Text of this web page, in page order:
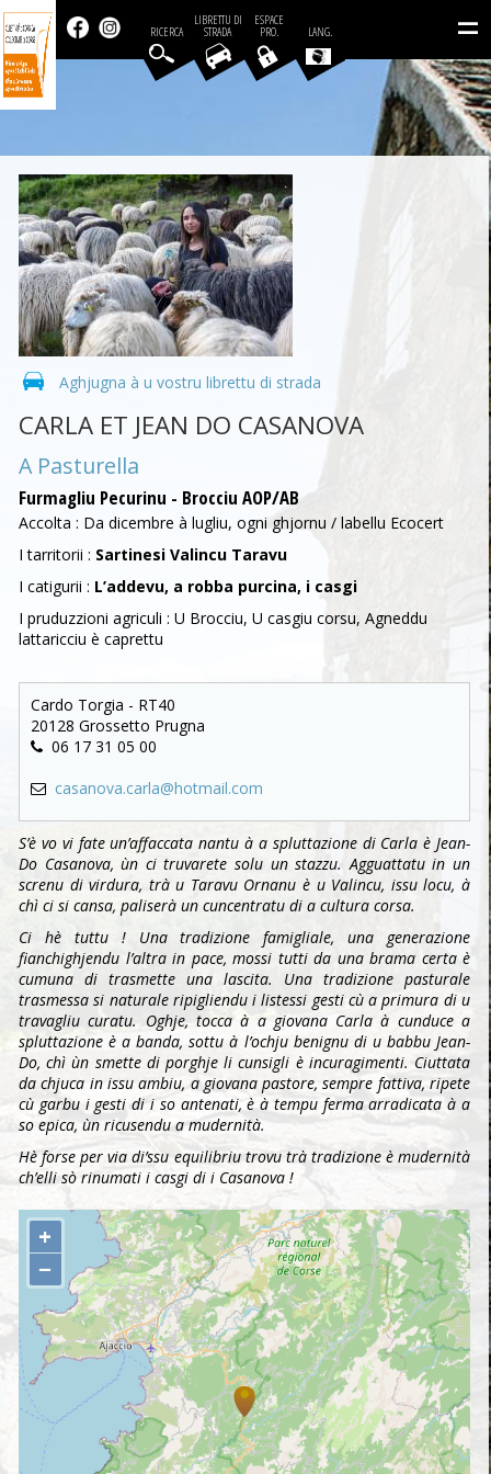
=
LANG.
ESPACE
PRO.
LIBRETTU DI
STRADA
RICERCA
Aghjugna à u vostru librettu di strada
CARLA ET JEAN DO CASANOVA
A Pasturella
Furmagliu Pecurinu - Brocciu AOP/AB
Accolta : Da dicembre à lugliu, ogni ghjornu / labellu Ecocert
I tarritorii : Sartinesi Valincu Taravu
I catigurii : L’addevu, a robba purcina, i casgi
I pruduzzioni agriculi : U Brocciu, U casgiu corsu, Agneddu
lattaricciu è caprettu
Cardo Torgia - RT40
20128 Grossetto Prugna
06 17 31 05 00
casanova.carla@hotmail.com
S’è vo vi fate un’affaccata nantu à a spluttazione di Carla è Jean-
Do Casanova, ùn ci truvarete solu un stazzu. Agguattatu in un
screnu di virdura, trà u Taravu Ornanu è u Valincu, issu locu, à
chì ci si cansa, paliserà un cuncentratu di a cultura corsa.
Ci hè tuttu ! Una tradizione famigliale, una generazione
fianchighjendu l’altra in pace, mossi tutti da una brama certa è
cumuna di trasmette una lascita. Una tradizione pasturale
trasmessa si naturale ripigliendu i listessi gesti cù a primura di u
travagliu curatu. Oghje, tocca à a giovana Carla à cunduce a
spluttazione è a banda, sottu à l’ochju benignu di u babbu Jean-
Do, chì ùn smette di porghje li cunsigli è incuragimenti. Ciuttata
da chjuca in issu ambiu, a giovana pastore, sempre fattiva, ripete
cù garbu i gesti di i so antenati, è à tempu ferma arradicata à a
so epica, ùn ricusendu a mudernità.
Hè forse per via di’ssu equilibriu trovu trà tradizione è mudernità
ch’elli sò rinumati i casgi di i Casanova !
+
−